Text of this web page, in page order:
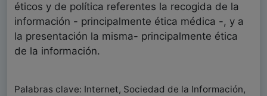
éticos y de política referentes la recogida de la
información - principalmente ética médica -, y a
la presentación la misma- principalmente ética
de la información.
Palabras clave: Internet, Sociedad de la Información,